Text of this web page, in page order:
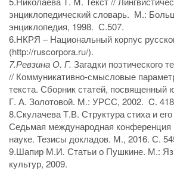
энциклопедический словарь. М.:
энциклопедия, 1998. С.507.
6.НКРЯ – Национальный корпус
(http://ruscorpora.ru/).
7.Ревзина О. Г. Загадки поэтического
// Коммуникативно-смысловые
текста. Сборник статей, посвященный
Г. А. Золотовой. М.: УРСС, 2002. C.
8.Скулачева Т.В. Структура стиха и
Седьмая международная конференция
науке. Тезисы докладов. М., 2016. С.
9.Шапир М.И. Статьи о Пушкине. М.:
культур, 2009.